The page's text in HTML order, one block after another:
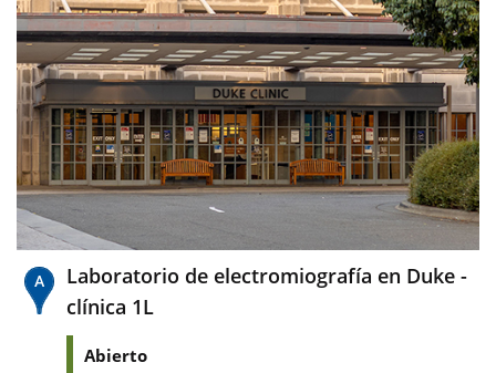
Laboratorio de electromiografía en Duke -
clínica 1L
Abierto